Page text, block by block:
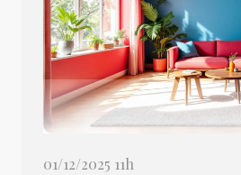
01/12/2025 11h